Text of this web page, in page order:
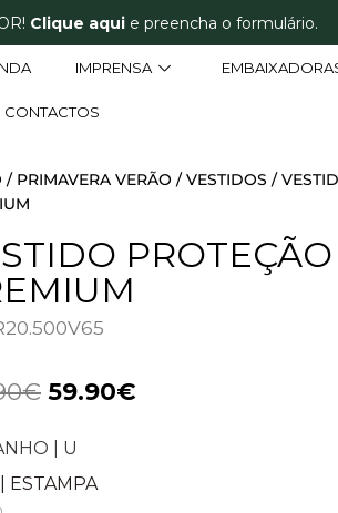
Clique aquie preencha o formulário.
IMPRENSA
CONTACTOS
/ PRIMAVERA VERÃO /VESTIDOS /
PROTEÇÃO
€ 59.90€
| U
ESTAMPA